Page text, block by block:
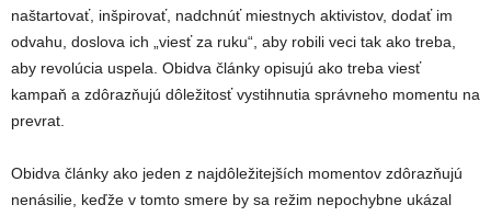
naštartovať, inšpirovať, nadchnúť miestnych aktivistov, dodať im
odvahu, doslova ich „viesť za ruku“, aby robili veci tak ako treba,
aby revolúcia uspela. Obidva články opisujú ako treba viesť
kampaň a zdôrazňujú dôležitosť vystihnutia správneho momentu na
prevrat.
Obidva články ako jeden z najdôležitejších momentov zdôrazňujú
nenásilie, keďže v tomto smere by sa režim nepochybne ukázal